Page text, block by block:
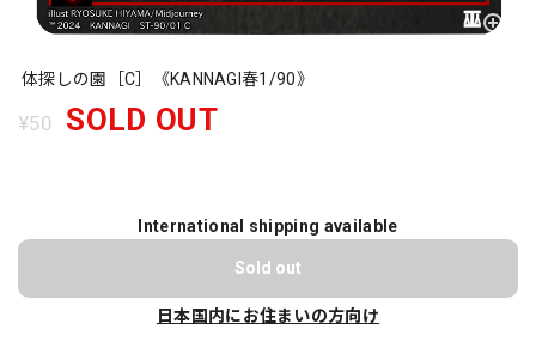
体探しの園［C］《KANNAGI春1/90》
¥50 SOLD OUT
International shipping available
Sold out
日本国内にお住まいの方向け